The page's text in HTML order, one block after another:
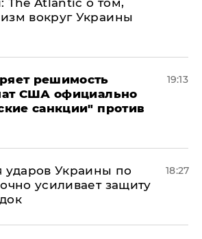
вокруг Украины
решимость
США официально
санкции" против
19:13
ударов Украины по
усиливает защиту
18:27